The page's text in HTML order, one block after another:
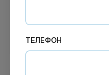
Узнать цену
ТЕЛЕФОН